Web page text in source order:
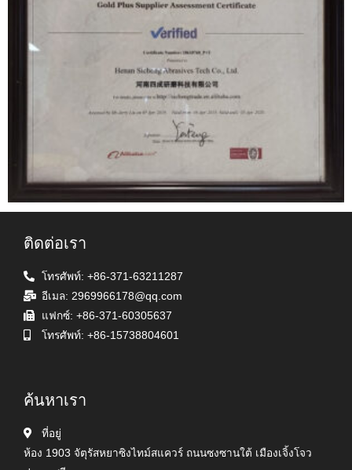
ติดต่อเรา
โทรศัพท์: +86-371-63211287
อีเมล: 2969966178@qq.com
แฟกซ์: +86-371-60305637
โทรศัพท์: +86-15738804601
ค้นหาเรา
ที่อยู่
ห้อง 1903 จัตุรัสหยาซิงไทม์สแควร์ ถนนซงซานใต้ เมืองเจิ้งโจว